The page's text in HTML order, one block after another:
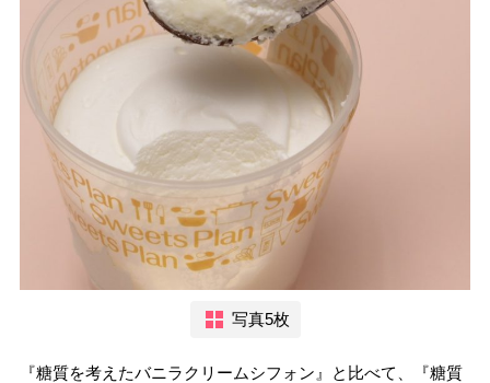
写真5枚
『糖質を考えたバニラクリームシフォン』と比べて、『糖質